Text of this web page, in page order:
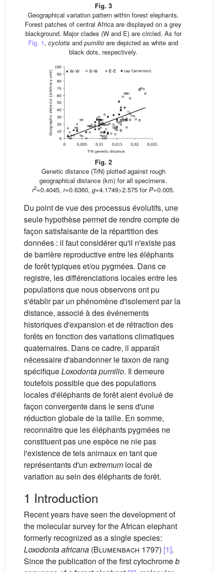
Fig. 3
Geographical variation pattern within forest elephants.
Forest patches of central Africa are displayed on a grey
blackground. Major clades (W and E) are circled. As for
Fig. 1, cyclotis and pumilio are depicted as white and
black dots, respectively.
Fig. 2
Genetic distance (TrN) plotted against rough
geographical distance (km) for all specimens.
r2=0.4045, r=0.6360, g=4.1749>2.575 forP=0.005.
Du point de vue des processus évolutifs, une
seule hypothèse permet de rendre compte de
façon satisfaisante de la répartition des
données : il faut considérer qu'il n'existe pas
de barrière reproductive entre les éléphants
de forêt typiques et/ou pygmées. Dans ce
registre, les différenciations locales entre les
populations que nous observons ont pu
s'établir par un phénomène d'isolement par la
distance, associé à des événements
historiques d'expansion et de rétraction des
forêts en fonction des variations climatiques
quaternaires. Dans ce cadre, il apparaı̂t
nécessaire d'abandonner le taxon de rang
spécifiqueLoxodonta pumilio. Il demeure
toutefois possible que des populations
locales d'éléphants de forêt aient évolué de
façon convergente dans le sens d'une
réduction globale de la taille. En somme,
reconnaı̂tre que les éléphants pygmées ne
constituent pas une espèce ne nie pas
l'existence de tels animaux en tant que
représentants d'un extremum local de
variation au sein des éléphants de forêt.
1 Introduction
Recent years have seen the development of
the molecular survey for the African elephant
formerly recognized as a single species:
Loxodonta africana (Blumenbach 1797) [1].
Since the publication of the first cytochromeb